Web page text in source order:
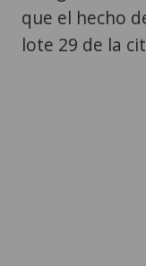
que el hecho
lote 29 de la